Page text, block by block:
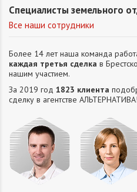
Специалисты земельного
Все наши сотрудники
Более 14 лет наша команда
каждая третья сделка в
нашим участием.
За 2019 год 1823 клиента
сделку в агентстве АЛЬТЕРНАТИВA!